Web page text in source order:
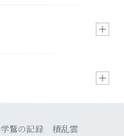
学鷲の記録 積乱雲